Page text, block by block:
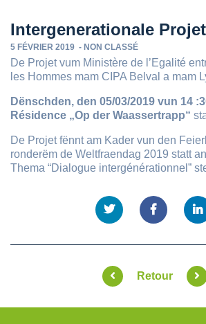
Intergenerationale Projet
5 FÉVRIER 2019 - NON CLASSÉ
De Projet vum Ministère de l’Egalité
les Hommes mam CIPA Belval a mam
Dënschden, den 05/03/2019 vun 14
Résidence „Op der Waassertrapp“
De Projet fënnt am Kader vun den
ronderëm de Weltfraendag 2019 statt
Thema “Dialogue intergénérationnel”
Retour